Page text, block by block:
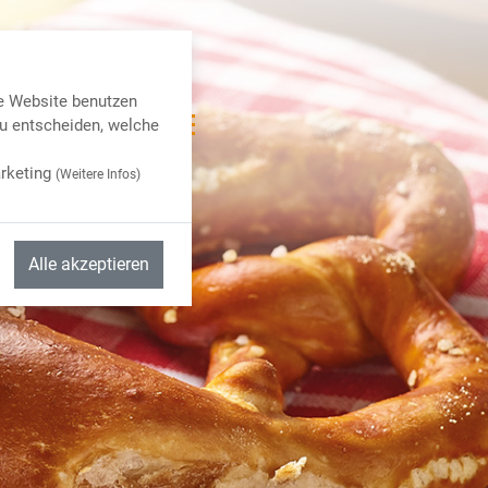
Website benutzen
entscheiden, welche
(Weitere Infos)
Alle akzeptieren